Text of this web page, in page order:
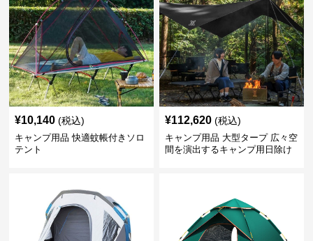
¥10,140 (税込)
キャンプ用品 快適蚊帳付きソロ
テント
¥112,620 (税込)
キャンプ用品 大型タープ 広々空
間を演出するキャンプ用日除け